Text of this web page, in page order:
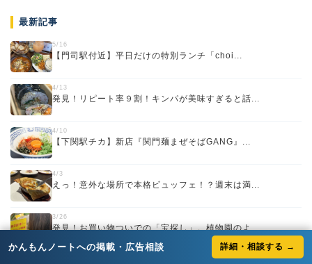
かんもんノートへの掲載・広告相談 詳細・相談する →
最新記事
5/16
【門司駅付近】平日だけの特別ランチ「choi...
4/13
発見！リピート率９割！キンパが美味すぎると話...
4/10
【下関駅チカ】新店『関門麺まぜそばGANG』...
4/3
えっ！意外な場所で本格ビュッフェ！？週末は満...
3/26
発見！お買い物ついでの「宝探し」。植物園のよ...